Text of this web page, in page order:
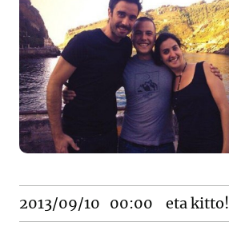
2013/09/10 00:00 eta kitto!